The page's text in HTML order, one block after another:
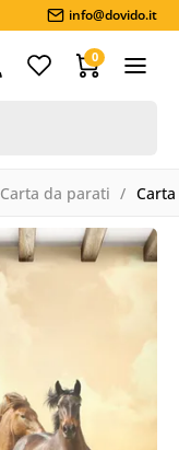
info@dovido.it
0
Carta da parati